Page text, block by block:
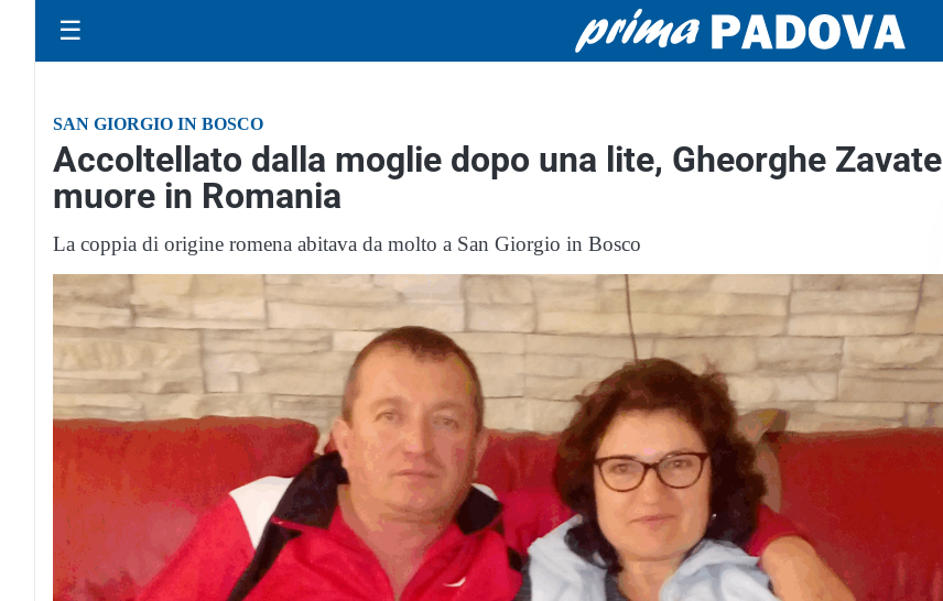
☰
SAN GIORGIO IN BOSCO
Accoltellato dalla moglie dopo una lite, Gheorghe Zavate
muore in Romania
La coppia di origine romena abitava da molto a San Giorgio in Bosco